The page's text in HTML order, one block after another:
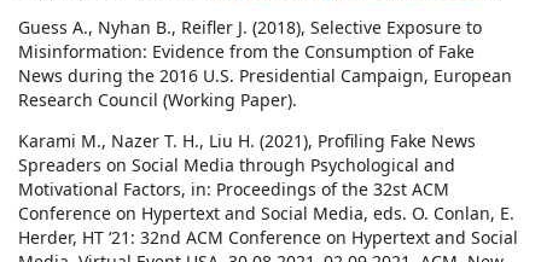
Guess A., Nyhan B., Reifler J. (2018), Selective Exposure to
Misinformation: Evidence from the Consumption of Fake
News during the 2016 U.S. Presidential Campaign, European
Research Council (Working Paper).
Karami M., Nazer T. H., Liu H. (2021), Profiling Fake News
Spreaders on Social Media through Psychological and
Motivational Factors, in: Proceedings of the 32st ACM
Conference on Hypertext and Social Media, eds. O. Conlan, E.
Herder, HT ‘21: 32nd ACM Conference on Hypertext and Social